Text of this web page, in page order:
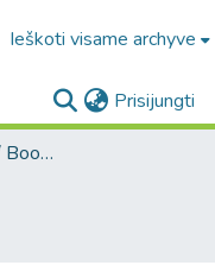
Ieškoti visame archyve
Prisijungti
2. Knygų įrišų tyrimai / Bookbindings research